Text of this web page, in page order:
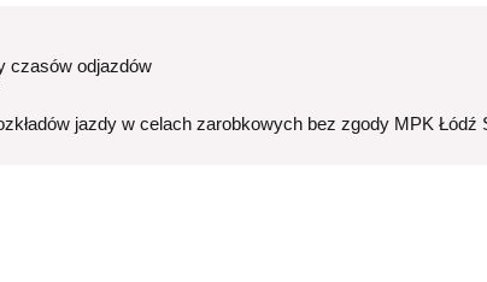
czasów odjazdów
jazdy w celach zarobkowych bez zgody MPK Łódź